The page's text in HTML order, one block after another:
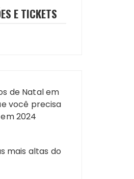
E TICKETS
de Natal em
você precisa
2024
mais altas do